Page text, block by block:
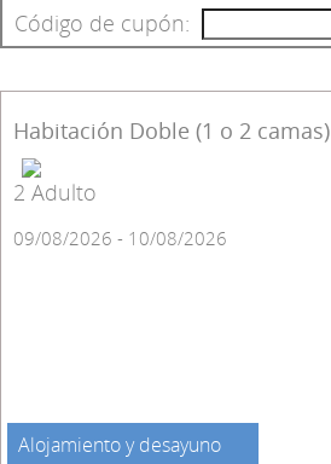
Código de cupón:
Habitación Doble (1 o 2 camas)
2 Adulto
09/08/2026 - 10/08/2026
Alojamiento y desayuno